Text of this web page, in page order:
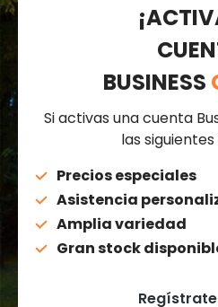
BUSINESS
Si activas una cuenta
las
Precios especiales
Asistencia
Amplia variedad
Gran stock